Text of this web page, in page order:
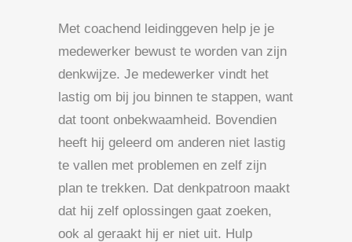
Met coachend leidinggeven help je je
medewerker bewust te worden van zijn
denkwijze. Je medewerker vindt het
lastig om bij jou binnen te stappen, want
dat toont onbekwaamheid. Bovendien
heeft hij geleerd om anderen niet lastig
te vallen met problemen en zelf zijn
plan te trekken. Dat denkpatroon maakt
dat hij zelf oplossingen gaat zoeken,
ook al geraakt hij er niet uit. Hulp